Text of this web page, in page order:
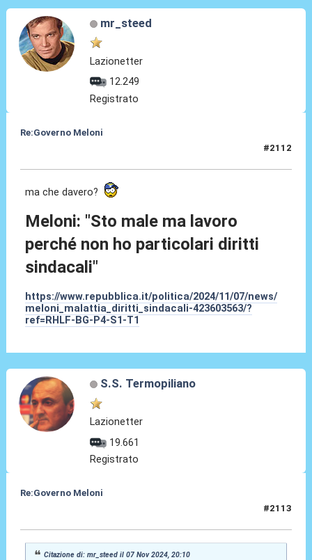
mr_steed
Lazionetter
12.249
Registrato
Re:Governo Meloni
#2112
ma che davero?
Meloni: "Sto male ma lavoro
perché non ho particolari diritti
sindacali"
https://www.repubblica.it/politica/2024/11/07/news/
meloni_malattia_diritti_sindacali-423603563/?
ref=RHLF-BG-P4-S1-T1
S.S. Termopiliano
Lazionetter
19.661
Registrato
Re:Governo Meloni
#2113
Citazione di: mr_steed il 07 Nov 2024, 20:10